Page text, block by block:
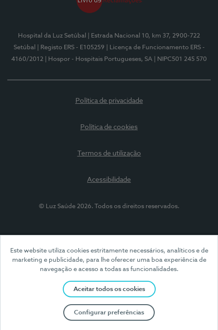
Este website utiliza cookies estritamente necessários, analíticos e de
marketing e publicidade, para lhe oferecer uma boa experiência de
navegação e acesso a todas as funcionalidades.
Aceitar todos os cookies
Configurar preferências
Hospital da Luz Setúbal
| Estrada Nacional 10, km 37, 2900-722
Setúbal
| Registo ERS - E105259
| Licença de Funcionamento ERS -
4160/2012
| Hospor - Hospitais Portugueses, SA | NIPC501 245 570
Política de privacidade
Política de cookies
Termos de utilização
Acessibilidade
© Luz Saúde 2026. Todos os direitos reservados.